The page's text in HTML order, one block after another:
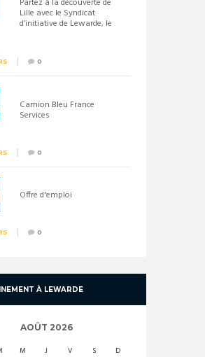
Partez à la découverte de
Lille avec le Syndicat
d’initiative de Lewarde, le
0
Camion Bleu France
Services
0
Offre d'emploi
0
À LEWARDE
AOÛT 2026
M J V S D